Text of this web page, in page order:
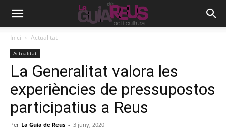
Inici Actualitat
Actualitat
La Generalitat valora les
experiències de pressupostos
participatius a Reus
Per La Guia de Reus - 3 juny, 2020